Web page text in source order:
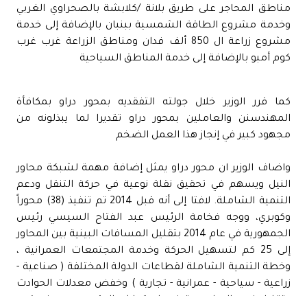
مناطق المحاجر على طريق بلانة /كلابشة بالصحراوي الغربي
وخدمة مشروع الطاقة الشمسية ببنبان بالإضافة إلى خدمة
مشروع زراعة ال 850 ألف فدان ومناطق الزراعة غرب غرب
كوم أمبو بالإضافة إلى خدمة المناطق السياحية
كما قرر الوزير خلال جولته التفقديه بمحور دراو بمكافأة
المهندسنن والعاملين بمحور دراو تقديرا لما يبذلونه من
مجهود كبير في إنجاز هذا العمل الضخم
واضاف الوزير ان محور دراو يمثل إضافة مهمة لشبكة محاور
النيل ويسهم في تحقيق نقلة نوعية في حركة التنقل ودعم
التنمية الشاملة. لافتا إلى أنه قبل 2014 تم تنفيذ (38) محوراً
وكوبري، ووجه فخامة الرئيس عبد الفتاح السيسي رئيس
الجمهورية في عام 2014 بتقليل المسافات البينية بين المحاور
إلى 25 كم لتسهيل الحركة وخدمة المجتمعات العمرانية ،
وخطة التنمية الشاملة لقطاعات الدولة المختلفة ( صناعية -
زراعية - سياحية - عمرانية - تجارية ) وخفض معدلات الحوادث